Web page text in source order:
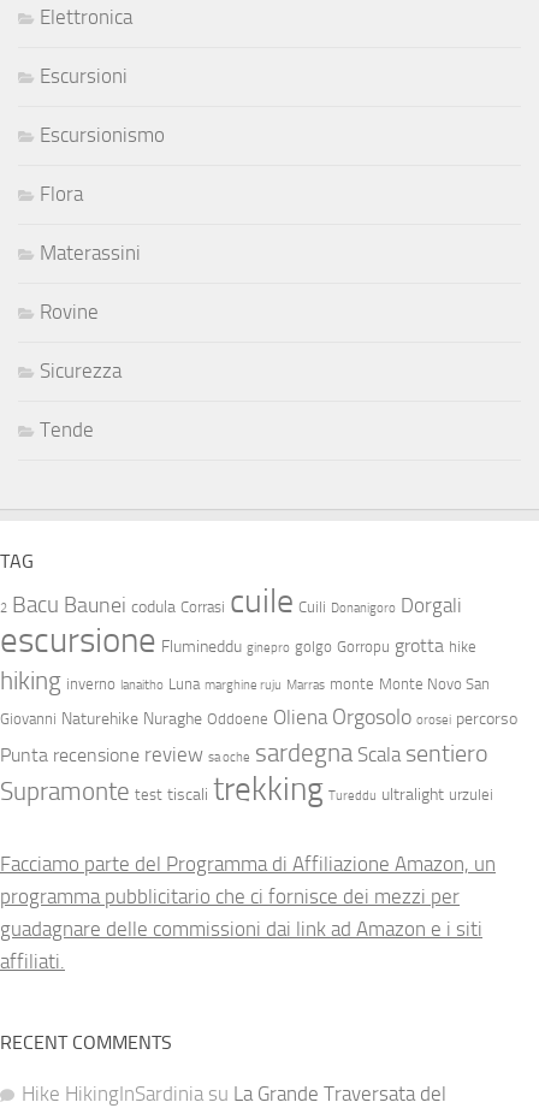
Elettronica
Escursioni
Escursionismo
Flora
Materassini
Rovine
Sicurezza
Tende
TAG
2 Bacu Baunei codula Corrasi cuile Cuili Donanigoro Dorgali
escursione Flumineddu ginepro golgo Gorropu grotta hike
hiking inverno lanaitho Luna marghine ruju Marras monte Monte Novo San
Giovanni Naturehike Nuraghe Oddoene Oliena Orgosolo orosei percorso
Punta recensione review sa oche sardegna Scala sentiero
Supramonte test tiscali trekking Tureddu ultralight urzulei
Facciamo parte del Programma di Affiliazione Amazon, un
programma pubblicitario che ci fornisce dei mezzi per
guadagnare delle commissioni dai link ad Amazon e i siti
affiliati.
RECENT COMMENTS
Hike HikingInSardinia su La Grande Traversata del